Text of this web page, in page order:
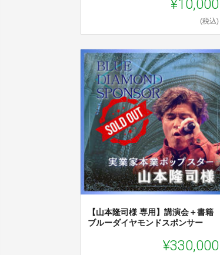
(税込)
【山本隆司様 専用】講演会＋書籍
ブルーダイヤモンドスポンサー
¥330,000